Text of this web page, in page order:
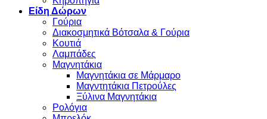
Είδη Δώρων
Γούρια
Διακοσμητικά Βότσαλα & Γούρια
Κουτιά
Λαμπάδες
Μαγνητάκια
Μαγνητάκια σε Μάρμαρο
Μαγντητάκια Πετρούλες
Ξύλινα Μαγνητάκια
Ρολόγια